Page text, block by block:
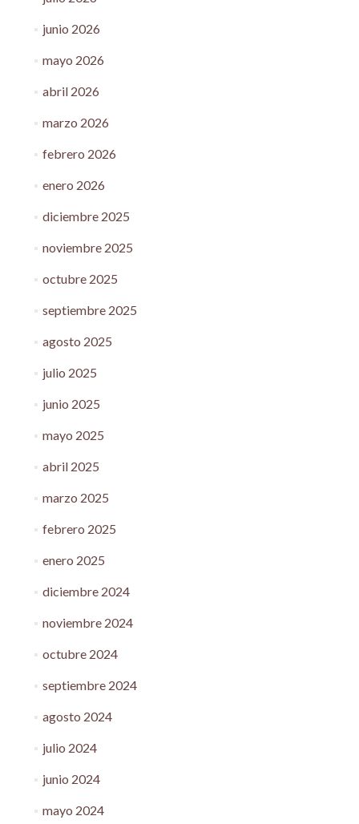
junio 2026
mayo 2026
abril 2026
marzo 2026
febrero 2026
enero 2026
diciembre 2025
noviembre 2025
octubre 2025
septiembre 2025
agosto 2025
julio 2025
junio 2025
mayo 2025
abril 2025
marzo 2025
febrero 2025
enero 2025
diciembre 2024
noviembre 2024
octubre 2024
septiembre 2024
agosto 2024
julio 2024
junio 2024
mayo 2024